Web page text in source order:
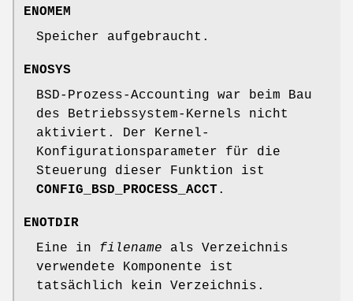
ENOMEM
Speicher aufgebraucht.
ENOSYS
BSD-Prozess-Accounting war beim Bau
des Betriebssystem-Kernels nicht
aktiviert. Der Kernel-
Konfigurationsparameter für die
Steuerung dieser Funktion ist
CONFIG_BSD_PROCESS_ACCT.
ENOTDIR
Eine in filename als Verzeichnis
verwendete Komponente ist
tatsächlich kein Verzeichnis.